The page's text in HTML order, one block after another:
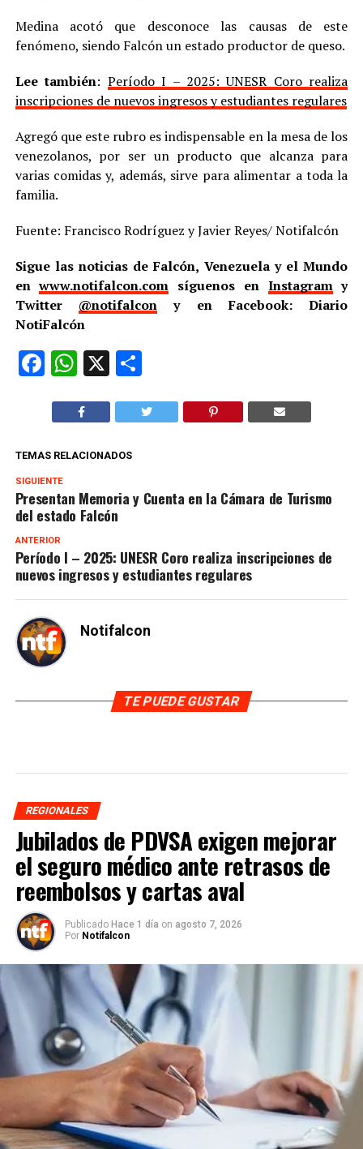
Medina acotó que desconoce las causas de este
fenómeno, siendo Falcón un estado productor de queso.
Lee también: Período I – 2025: UNESR Coro realiza
inscripciones de nuevos ingresos y estudiantes regulares
Agregó que este rubro es indispensable en la mesa de los
venezolanos, por ser un producto que alcanza para
varias comidas y, además, sirve para alimentar a toda la
familia.
Fuente: Francisco Rodríguez y Javier Reyes/ Notifalcón
Sigue las noticias de Falcón, Venezuela y el Mundo
enwww.notifalcon.com síguenos en Instagramy
Twitter @notifalcon y en Facebook: Diario
NotiFalcón
Facebook
WhatsApp
X Compartir
TEMAS RELACIONADOS
SIGUIENTE
Presentan Memoria y Cuenta en la Cámara de Turismo
del estado Falcón
ANTERIOR
Período I – 2025: UNESR Coro realiza inscripciones de
nuevos ingresos y estudiantes regulares
Notifalcon
TE PUEDE GUSTAR
REGIONALES
Jubilados de PDVSA exigen mejorar
el seguro médico ante retrasos de
reembolsos y cartas aval
Publicado Hace 1 día on agosto 7, 2026
Por Notifalcon